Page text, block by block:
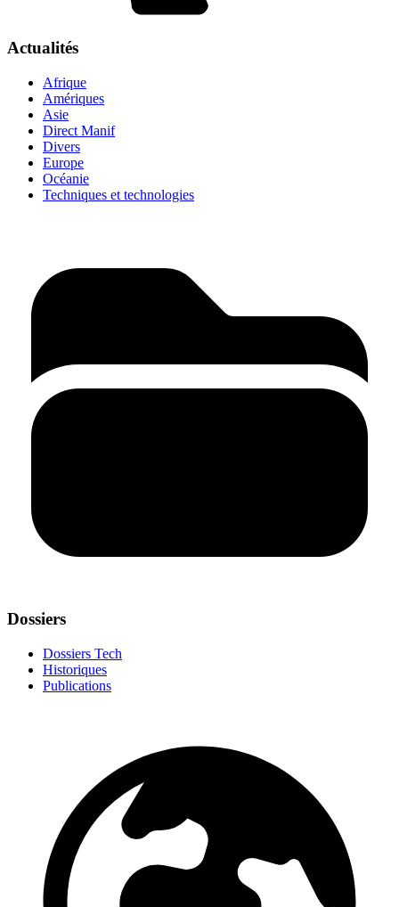
Actualités
Afrique
Amériques
Asie
Direct Manif
Divers
Europe
Océanie
Techniques et technologies
Dossiers
Dossiers Tech
Historiques
Publications